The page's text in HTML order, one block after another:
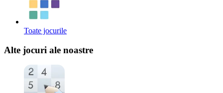
Toate jocurile
Alte jocuri ale noastre